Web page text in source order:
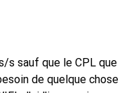
s sauf que le CPL que